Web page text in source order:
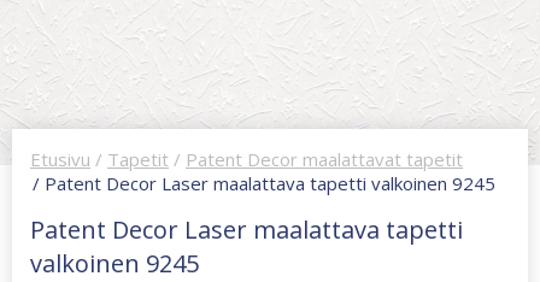
Etusivu / Tapetit / Patent Decor maalattavat tapetit
/ Patent Decor Laser maalattava tapetti valkoinen 9245
Patent Decor Laser maalattava tapetti
valkoinen 9245